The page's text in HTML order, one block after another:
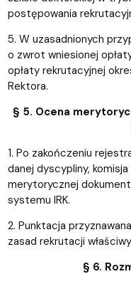
postępowania
5. W uzasadnionych
o zwrot wniesionej
opłaty rekrutacyjnej
Rektora.
§ 5. Ocena
1. Po zakończeniu
danej dyscypliny,
merytorycznej
systemu IRK.
2. Punktacja
zasad rekrutacji
§ 6.